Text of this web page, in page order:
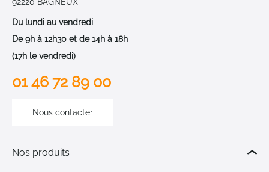
Du lundi au vendredi
De 9h à 12h30 et de 14h à 18h
(17h le vendredi)
01 46 72 89 00
Nous contacter
Nos produits